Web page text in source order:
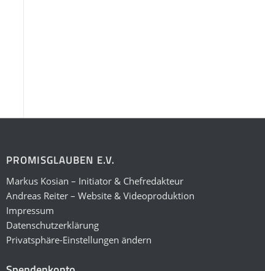
PROMISGLAUBEN E.V.
Markus Kosian – Initiator & Chefredakteur
Andreas Reiter – Website & Videoproduktion
Impressum
Datenschutzerklärung
Privatsphäre-Einstellungen ändern